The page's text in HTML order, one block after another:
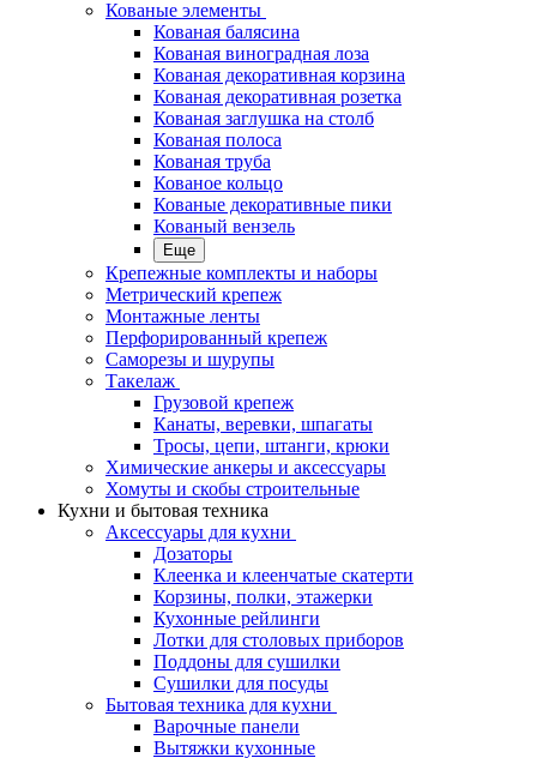
Кованые элементы
Кованая балясина
Кованая виноградная лоза
Кованая декоративная корзина
Кованая декоративная розетка
Кованая заглушка на столб
Кованая полоса
Кованая труба
Кованое кольцо
Кованые декоративные пики
Кованый вензель
Еще
Крепежные комплекты и наборы
Метрический крепеж
Монтажные ленты
Перфорированный крепеж
Саморезы и шурупы
Такелаж
Грузовой крепеж
Канаты, веревки, шпагаты
Тросы, цепи, штанги, крюки
Химические анкеры и аксессуары
Хомуты и скобы строительные
Кухни и бытовая техника
Аксессуары для кухни
Дозаторы
Клеенка и клеенчатые скатерти
Корзины, полки, этажерки
Кухонные рейлинги
Лотки для столовых приборов
Поддоны для сушилки
Сушилки для посуды
Бытовая техника для кухни
Варочные панели
Вытяжки кухонные